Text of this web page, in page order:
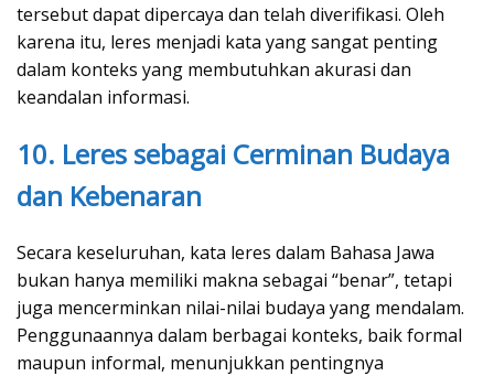
tersebut dapat dipercaya dan telah diverifikasi. Oleh
karena itu, leres menjadi kata yang sangat penting
dalam konteks yang membutuhkan akurasi dan
keandalan informasi.
10. Leres sebagai Cerminan Budaya
dan Kebenaran
Secara keseluruhan, kata leres dalam Bahasa Jawa
bukan hanya memiliki makna sebagai “benar”, tetapi
juga mencerminkan nilai-nilai budaya yang mendalam.
Penggunaannya dalam berbagai konteks, baik formal
maupun informal, menunjukkan pentingnya